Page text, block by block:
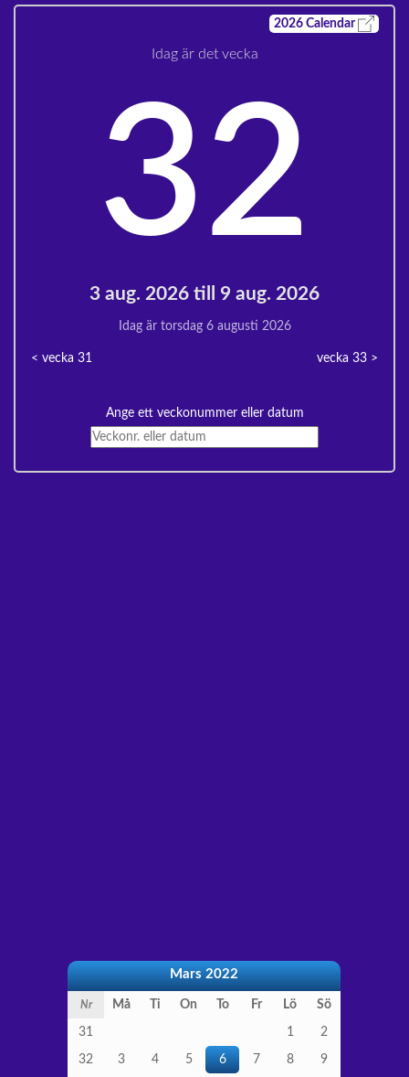
2026 Calendar
Idag är det vecka
32
3 aug. 2026 till 9 aug. 2026
Idag är torsdag 6 augusti 2026
< vecka31 vecka 33>
Ange ett veckonummer eller datum
Mars 2022
Nr Må Ti On To Fr Lö Sö
31 1 2
32 3 4 5 6 7 8 9